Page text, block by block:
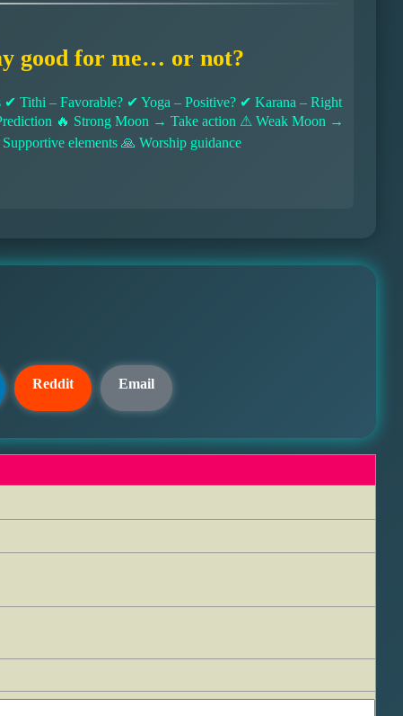
good for me… or not?
Tithi – Favorable? ✔ Yoga – Positive? ✔ Karana – Right
🔥 Strong Moon → Take action ⚠ Weak Moon →
elements 🙏 Worship guidance
Reddit Email